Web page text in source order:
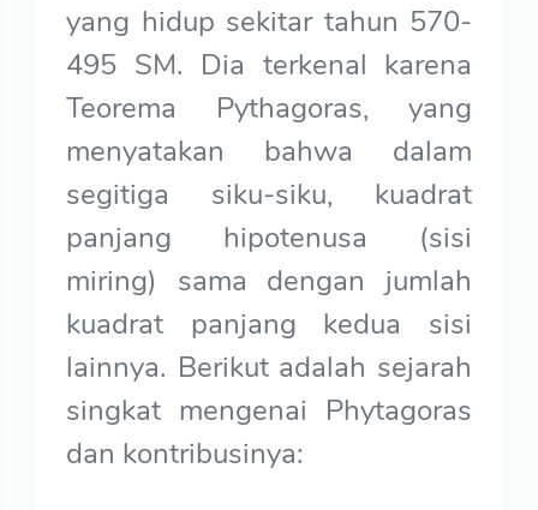
yang hidup sekitar tahun 570-
495 SM. Dia terkenal karena
Teorema Pythagoras, yang
menyatakan bahwa dalam
segitiga siku-siku, kuadrat
panjang hipotenusa (sisi
miring) sama dengan jumlah
kuadrat panjang kedua sisi
lainnya. Berikut adalah sejarah
singkat mengenai Phytagoras
dan kontribusinya: